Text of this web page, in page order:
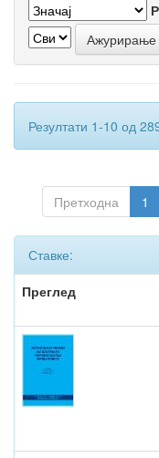
Резултати 1-10 од
Претходна 1
Ставке:
Преглед